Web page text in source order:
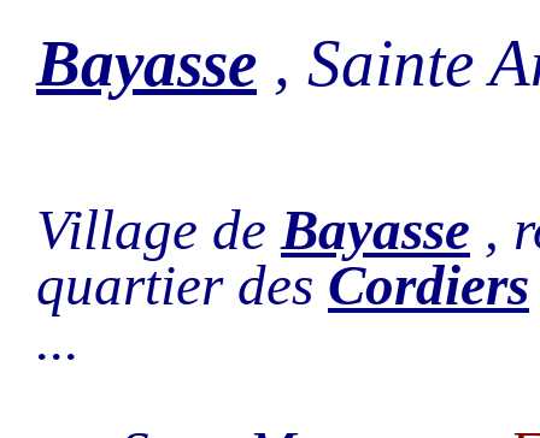
Bayasse , Sainte
Village deBayasse ,
quartier des Cordiers
...